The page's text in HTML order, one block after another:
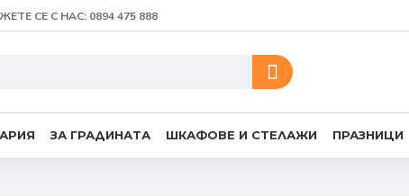
СЕ С НАС: 0894 475 888
ЗА ГРАДИНАТА ШКАФОВЕ И СТЕЛАЖИ ПРАЗНИЦИ